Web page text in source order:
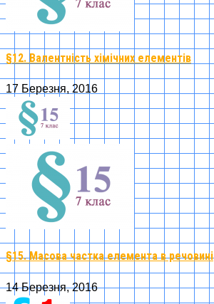
§12. Валентність хімічних елементів
17 Березня, 2016
§15. Масова частка елемента в речовині
14 Березня, 2016